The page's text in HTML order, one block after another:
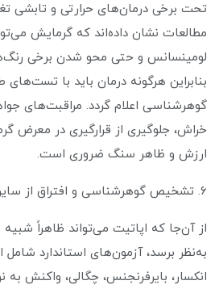
تحت برخی درمان‌های حرارتی و تابشی
مطالعات نشان داده‌اند که گرمایش
لومینسانس و حتی محو شدن برخی
بنابراین هرگونه درمان باید با
گوهرشناسی اعلام گردد. مراقبت‌های
خراش، جلوگیری از قرارگیری در معرض
ارزش و ظاهر سنگ ضروری است.
۶. تشخیص گوهرشناسی و افتراق از سایر سنگ‌ها
از آن‌جا که اپاتیت می‌تواند ظاهراً شبیه
به‌نظر برسد، آزمون‌های استاندارد
انکسار، بایرفرنجنس، چگالی، واکنش